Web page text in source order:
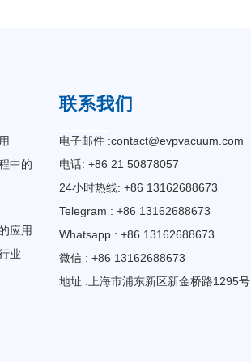
中的
应用
业
联系我们
电子邮件 :contact@evpvacuum.com
电话: +86 21 50878057
24小时热线: +86 13162688673
Telegram : +86 13162688673
Whatsapp : +86 13162688673
微信 : +86 13162688673
地址 :上海市浦东新区新金桥路1295号